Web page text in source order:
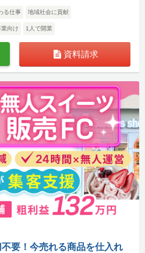
る仕事 地域社会に貢献
向け 1人で開業
資料請求
要！今売れる商品を仕入れ